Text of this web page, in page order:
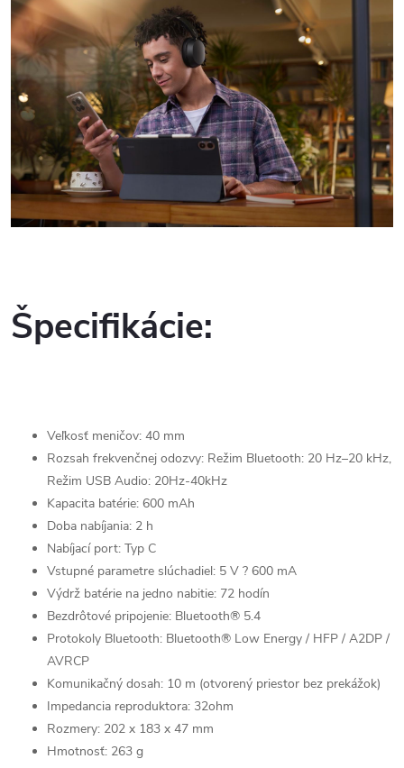
Špecifikácie:
Veľkosť meničov: 40 mm
Rozsah frekvenčnej odozvy: Režim Bluetooth: 20 Hz–20 kHz,
Režim USB Audio: 20Hz-40kHz
Kapacita batérie: 600 mAh
Doba nabíjania: 2 h
Nabíjací port: Typ C
Vstupné parametre slúchadiel: 5 V ? 600 mA
Výdrž batérie na jedno nabitie: 72 hodín
Bezdrôtové pripojenie: Bluetooth® 5.4
Protokoly Bluetooth: Bluetooth® Low Energy / HFP / A2DP /
AVRCP
Komunikačný dosah: 10 m (otvorený priestor bez prekážok)
Impedancia reproduktora: 32ohm
Rozmery: 202 x 183 x 47 mm
Hmotnosť: 263 g